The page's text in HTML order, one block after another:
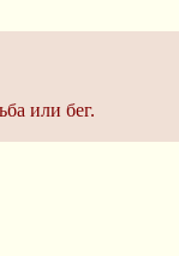
или бег.